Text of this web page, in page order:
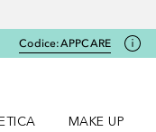
Codice:APPCARE
Home
MAKE UP